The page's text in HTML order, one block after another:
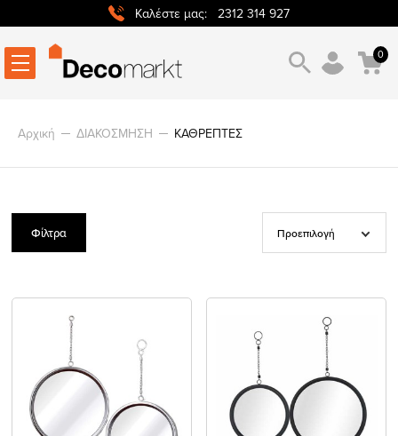
Καλέστε μας: 2312 314 927
0
Αρχική ΔΙΑΚΟΣΜΗΣΗ ΚΑΘΡΕΠΤΕΣ
Φίλτρα